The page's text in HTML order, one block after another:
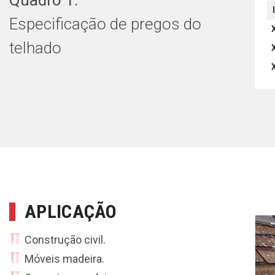
Especificação de pregos do
telhado
APLICAÇÃO
Construção civil.
Móveis madeira.